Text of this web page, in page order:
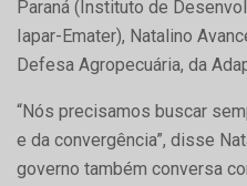
Paraná (Instituto de
Iapar-Emater), Natalino
Defesa Agropecuária, da
“Nós precisamos buscar
e da convergência”, disse
governo também conversa